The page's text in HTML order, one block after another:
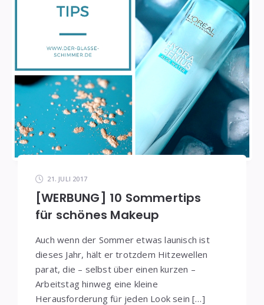
21. JULI 2017
[WERBUNG] 10 Sommertips
für schönes Makeup
Auch wenn der Sommer etwas launisch ist
dieses Jahr, hält er trotzdem Hitzewellen
parat, die – selbst über einen kurzen –
Arbeitstag hinweg eine kleine
Herausforderung für jeden Look sein […]